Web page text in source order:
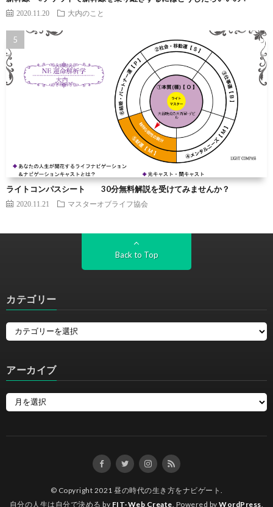
2020.11.20 大内のこと
ライトコンパスシート 30分無料解説を受けてみませんか？
2020.11.21 マスターオブライフ協会
Back to Top
カテゴリー
アーカイブ
© Copyright 2021 昼の時代の生き方をナビゲート
自分の人生は自分で決める by FIT-Web Create . Powered byWordPress